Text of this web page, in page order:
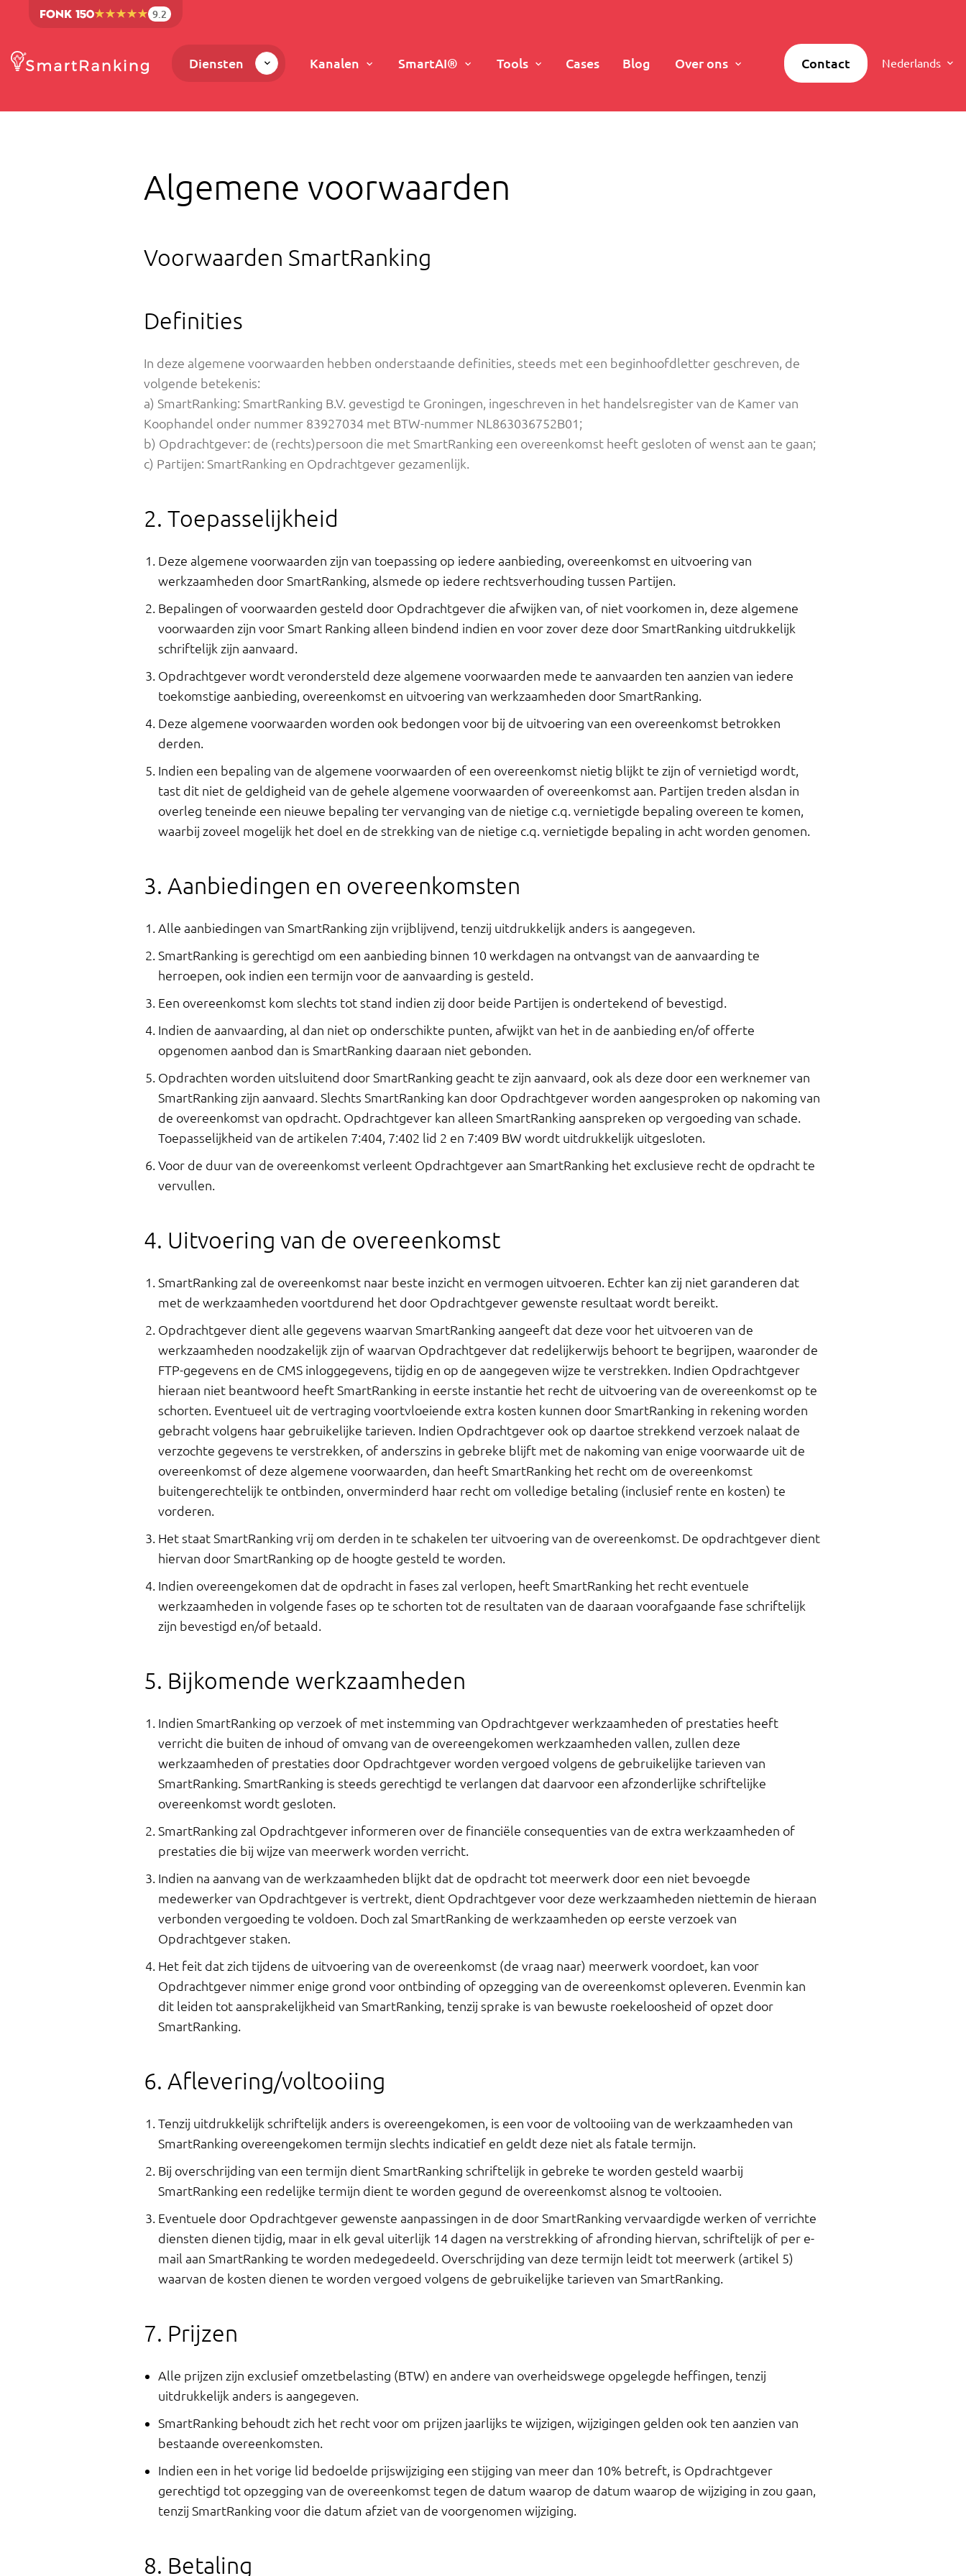
9.2
Diensten Kanalen SmartAI® Tools Cases Blog Over ons Contact Nederlands
Algemene voorwaarden
Voorwaarden SmartRanking
Definities
In deze algemene voorwaarden hebben onderstaande definities, steeds met een beginhoofdletter geschreven, de
volgende betekenis:
a) SmartRanking: SmartRanking B.V. gevestigd te Groningen, ingeschreven in het handelsregister van de Kamer van
Koophandel onder nummer 83927034 met BTW-nummer NL863036752B01;
b) Opdrachtgever: de (rechts)persoon die met SmartRanking een overeenkomst heeft gesloten of wenst aan te gaan;
c) Partijen: SmartRanking en Opdrachtgever gezamenlijk.
2. Toepasselijkheid
Deze algemene voorwaarden zijn van toepassing op iedere aanbieding, overeenkomst en uitvoering van
werkzaamheden door SmartRanking, alsmede op iedere rechtsverhouding tussen Partijen.
Bepalingen of voorwaarden gesteld door Opdrachtgever die afwijken van, of niet voorkomen in, deze algemene
voorwaarden zijn voor Smart Ranking alleen bindend indien en voor zover deze door SmartRanking uitdrukkelijk
schriftelijk zijn aanvaard.
Opdrachtgever wordt verondersteld deze algemene voorwaarden mede te aanvaarden ten aanzien van iedere
toekomstige aanbieding, overeenkomst en uitvoering van werkzaamheden door SmartRanking.
Deze algemene voorwaarden worden ook bedongen voor bij de uitvoering van een overeenkomst betrokken
derden.
Indien een bepaling van de algemene voorwaarden of een overeenkomst nietig blijkt te zijn of vernietigd wordt,
tast dit niet de geldigheid van de gehele algemene voorwaarden of overeenkomst aan. Partijen treden alsdan in
overleg teneinde een nieuwe bepaling ter vervanging van de nietige c.q. vernietigde bepaling overeen te komen,
waarbij zoveel mogelijk het doel en de strekking van de nietige c.q. vernietigde bepaling in acht worden genomen.
3. Aanbiedingen en overeenkomsten
Alle aanbiedingen van SmartRanking zijn vrijblijvend, tenzij uitdrukkelijk anders is aangegeven.
SmartRanking is gerechtigd om een aanbieding binnen 10 werkdagen na ontvangst van de aanvaarding te
herroepen, ook indien een termijn voor de aanvaarding is gesteld.
Een overeenkomst kom slechts tot stand indien zij door beide Partijen is ondertekend of bevestigd.
Indien de aanvaarding, al dan niet op onderschikte punten, afwijkt van het in de aanbieding en/of offerte
opgenomen aanbod dan is SmartRanking daaraan niet gebonden.
Opdrachten worden uitsluitend door SmartRanking geacht te zijn aanvaard, ook als deze door een werknemer van
SmartRanking zijn aanvaard. Slechts SmartRanking kan door Opdrachtgever worden aangesproken op nakoming van
de overeenkomst van opdracht. Opdrachtgever kan alleen SmartRanking aanspreken op vergoeding van schade.
Toepasselijkheid van de artikelen 7:404, 7:402 lid 2 en 7:409 BW wordt uitdrukkelijk uitgesloten.
Voor de duur van de overeenkomst verleent Opdrachtgever aan SmartRanking het exclusieve recht de opdracht te
vervullen.
4. Uitvoering van de overeenkomst
SmartRanking zal de overeenkomst naar beste inzicht en vermogen uitvoeren. Echter kan zij niet garanderen dat
met de werkzaamheden voortdurend het door Opdrachtgever gewenste resultaat wordt bereikt.
Opdrachtgever dient alle gegevens waarvan SmartRanking aangeeft dat deze voor het uitvoeren van de
werkzaamheden noodzakelijk zijn of waarvan Opdrachtgever dat redelijkerwijs behoort te begrijpen, waaronder de
FTP-gegevens en de CMS inloggegevens, tijdig en op de aangegeven wijze te verstrekken. Indien Opdrachtgever
hieraan niet beantwoord heeft SmartRanking in eerste instantie het recht de uitvoering van de overeenkomst op te
schorten. Eventueel uit de vertraging voortvloeiende extra kosten kunnen door SmartRanking in rekening worden
gebracht volgens haar gebruikelijke tarieven. Indien Opdrachtgever ook op daartoe strekkend verzoek nalaat de
verzochte gegevens te verstrekken, of anderszins in gebreke blijft met de nakoming van enige voorwaarde uit de
overeenkomst of deze algemene voorwaarden, dan heeft SmartRanking het recht om de overeenkomst
buitengerechtelijk te ontbinden, onverminderd haar recht om volledige betaling (inclusief rente en kosten) te
vorderen.
Het staat SmartRanking vrij om derden in te schakelen ter uitvoering van de overeenkomst. De opdrachtgever dient
hiervan door SmartRanking op de hoogte gesteld te worden.
Indien overeengekomen dat de opdracht in fases zal verlopen, heeft SmartRanking het recht eventuele
werkzaamheden in volgende fases op te schorten tot de resultaten van de daaraan voorafgaande fase schriftelijk
zijn bevestigd en/of betaald.
5. Bijkomende werkzaamheden
Indien SmartRanking op verzoek of met instemming van Opdrachtgever werkzaamheden of prestaties heeft
verricht die buiten de inhoud of omvang van de overeengekomen werkzaamheden vallen, zullen deze
werkzaamheden of prestaties door Opdrachtgever worden vergoed volgens de gebruikelijke tarieven van
SmartRanking. SmartRanking is steeds gerechtigd te verlangen dat daarvoor een afzonderlijke schriftelijke
overeenkomst wordt gesloten.
SmartRanking zal Opdrachtgever informeren over de financiële consequenties van de extra werkzaamheden of
prestaties die bij wijze van meerwerk worden verricht.
Indien na aanvang van de werkzaamheden blijkt dat de opdracht tot meerwerk door een niet bevoegde
medewerker van Opdrachtgever is vertrekt, dient Opdrachtgever voor deze werkzaamheden niettemin de hieraan
verbonden vergoeding te voldoen. Doch zal SmartRanking de werkzaamheden op eerste verzoek van
Opdrachtgever staken.
Het feit dat zich tijdens de uitvoering van de overeenkomst (de vraag naar) meerwerk voordoet, kan voor
Opdrachtgever nimmer enige grond voor ontbinding of opzegging van de overeenkomst opleveren. Evenmin kan
dit leiden tot aansprakelijkheid van SmartRanking, tenzij sprake is van bewuste roekeloosheid of opzet door
SmartRanking.
6. Aflevering/voltooiing
Tenzij uitdrukkelijk schriftelijk anders is overeengekomen, is een voor de voltooiing van de werkzaamheden van
SmartRanking overeengekomen termijn slechts indicatief en geldt deze niet als fatale termijn.
Bij overschrijding van een termijn dient SmartRanking schriftelijk in gebreke te worden gesteld waarbij
SmartRanking een redelijke termijn dient te worden gegund de overeenkomst alsnog te voltooien.
Eventuele door Opdrachtgever gewenste aanpassingen in de door SmartRanking vervaardigde werken of verrichte
diensten dienen tijdig, maar in elk geval uiterlijk 14 dagen na verstrekking of afronding hiervan, schriftelijk of per e-
mail aan SmartRanking te worden medegedeeld. Overschrijding van deze termijn leidt tot meerwerk (artikel 5)
waarvan de kosten dienen te worden vergoed volgens de gebruikelijke tarieven van SmartRanking.
7. Prijzen
Alle prijzen zijn exclusief omzetbelasting (BTW) en andere van overheidswege opgelegde heffingen, tenzij
uitdrukkelijk anders is aangegeven.
SmartRanking behoudt zich het recht voor om prijzen jaarlijks te wijzigen, wijzigingen gelden ook ten aanzien van
bestaande overeenkomsten.
Indien een in het vorige lid bedoelde prijswijziging een stijging van meer dan 10% betreft, is Opdrachtgever
gerechtigd tot opzegging van de overeenkomst tegen de datum waarop de datum waarop de wijziging in zou gaan,
tenzij SmartRanking voor die datum afziet van de voorgenomen wijziging.
8. Betaling